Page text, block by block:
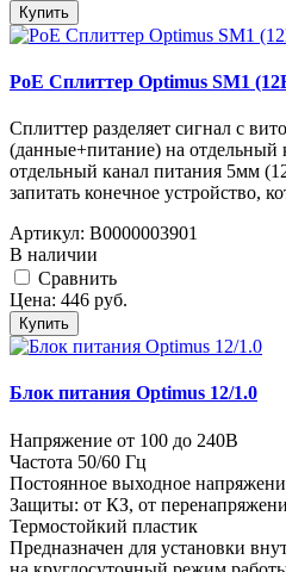
Купить
PoE Сплиттер Optimus SM1
Сплиттер разделяет сигнал с
(данные+питание) на отдельный
отдельный канал питания 5мм
запитать конечное устройство,
Артикул: В0000003901
В наличии
Cравнить
Цена: 446 руб.
Купить
Блок питания Optimus 12/1.0
Напряжение от 100 до 240В
Частота 50/60 Гц
Постоянное выходное
Защиты: от КЗ, от
Термостойкий пластик
Предназначен для установки